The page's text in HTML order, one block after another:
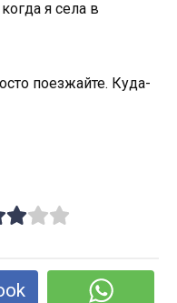
я села в
поезжайте. Куда-